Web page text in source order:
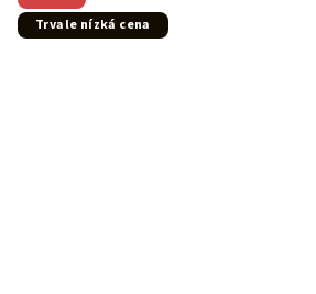
Trvale nízká cena